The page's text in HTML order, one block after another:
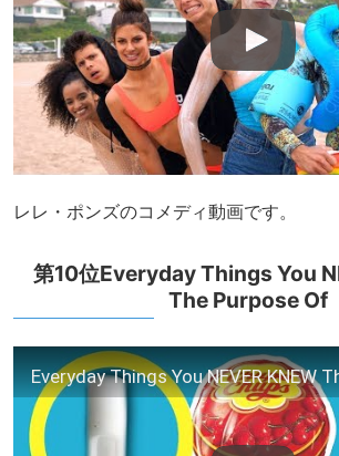
レレ・ポンズのコメディ動画です。
第10位Everyday Things You
The Purpose Of
Everyday Things You NEVER KNEW